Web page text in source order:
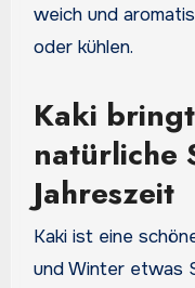
weich und
oder kühlen.
Kaki
natürliche
Jahreszeit
Kaki ist eine
und Winter etwas